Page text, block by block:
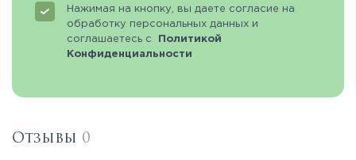
Нажимая на кнопку, вы даете согласие на
обработку персональных данных и
соглашаетесь с
Политикой
Конфиденциальности
Отзывы 0